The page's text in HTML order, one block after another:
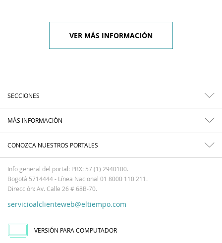
VER MÁS INFORMACIÓN
SECCIONES
MÁS INFORMACIÓN
CONOZCA NUESTROS PORTALES
Info general del portal: PBX: 57 (1) 2940100.
Bogotá 5714444 - Línea Nacional 01 8000 110 211.
Dirección: Av. Calle 26 # 68B-70.
servicioalclienteweb@eltiempo.com
VERSIÓN PARA COMPUTADOR